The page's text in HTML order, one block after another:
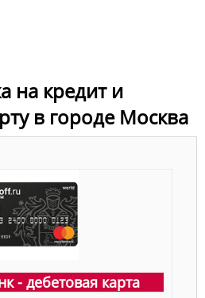
на кредит и
в городе Москва
- дебетовая карта